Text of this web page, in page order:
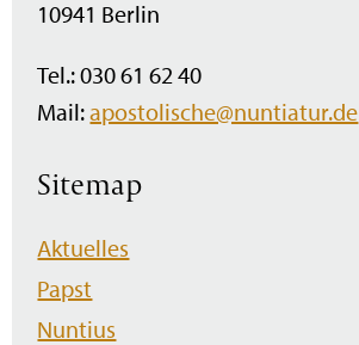
10941 Berlin
Tel.: 030 61 62 40
Mail:apostolische@nuntiatur.de
Sitemap
Navigation
überspringen
Aktuelles
Papst
Nuntius